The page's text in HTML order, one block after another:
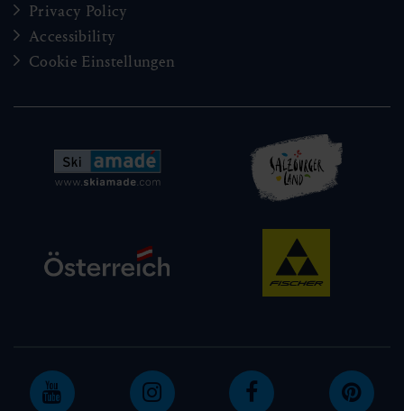
Privacy Policy
Accessibility
Cookie Einstellungen